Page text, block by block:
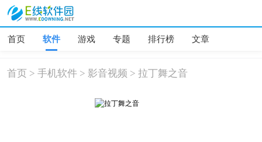
首页 软件 游戏 专题 排行榜 文章
首页 >手机软件 >影音视频 >拉丁舞之音